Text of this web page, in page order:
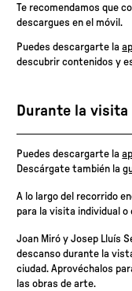
Te recomendamos que
descargues en el móvil.
Puedes descargarte la
descubrir contenidos y
Durante la visita
Puedes descargarte la
Descárgate también la
A lo largo del recorrido
para la visita individual o
Joan Miró y Josep Lluís
descanso durante la
ciudad. Aprovéchalos
las obras de arte.